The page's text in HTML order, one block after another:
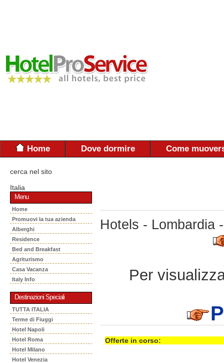
Home Dove dormire Come
cerca nel sito
Italia
Menu
Home
Promuovi la tua azienda
Alberghi
Residence
Bed and Breakfast
Agriturismo
Casa Vacanza
Italy Info
Destinazioni Speciali
TUTTA ITALIA
Terme di Fiuggi
Hotel Napoli
Hotel Roma
Hotel Milano
Hotel Venezia
Hotels - Lombardia
Per
Offerte in corso: